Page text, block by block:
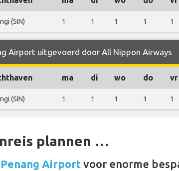
(SIN) 1 1 1 1 1
Airport uitgevoerd door All Nippon Airways
ma di wo do vr
(SIN) 1 1 1 1 1
plannen …
Airportvoor enorme